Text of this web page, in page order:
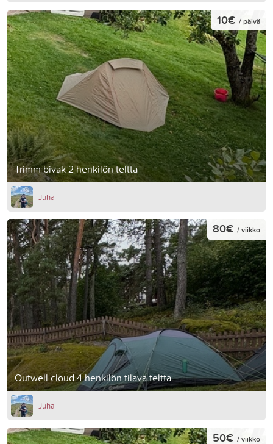
Trimm bivak 2 henkilön teltta
10€ / päivä
Juha
Outwell cloud 4 henkilön tilava teltta
80€ / viikko
Juha
50€ / viikko